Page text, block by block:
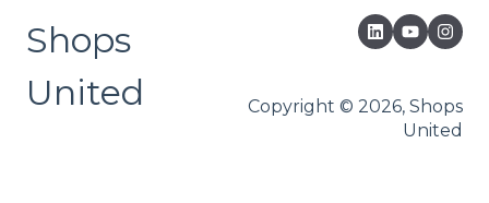
Shops
United
Copyright © 2026, Shops
United